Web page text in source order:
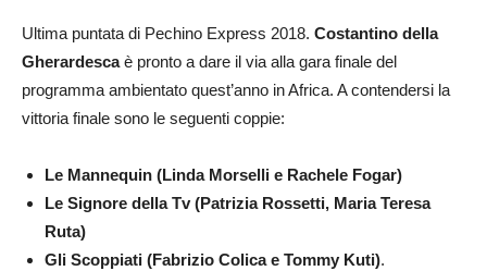
Ultima puntata di Pechino Express 2018. Costantino della
Gherardescaè pronto a dare il via alla gara finale del
programma ambientato quest’anno in Africa. A contendersi la
vittoria finale sono le seguenti coppie:
Le Mannequin (Linda Morselli e Rachele Fogar)
Le Signore della Tv (Patrizia Rossetti, Maria Teresa
Ruta)
Gli Scoppiati (Fabrizio Colica e Tommy Kuti).